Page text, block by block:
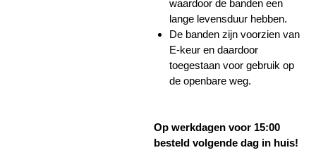
waardoor de banden een
lange levensduur hebben.
De banden zijn voorzien van
E-keur en daardoor
toegestaan voor gebruik op
de openbare weg.
Op werkdagen voor 15:00
besteld volgende dag in huis!